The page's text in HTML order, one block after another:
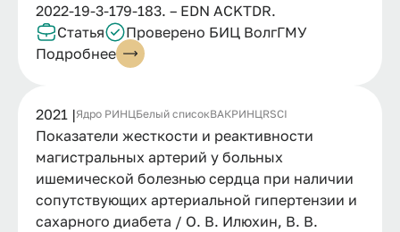
2022-19-3-179-183. – EDN ACKTDR.
Статья
Проверено БИЦ ВолгГМУ
Подробнее
2021 |Ядро РИНЦБелый списокВАКРИНЦRSCI
Показатели жесткости и реактивности
магистральных артерий у больных
ишемической болезнью сердца при наличии
сопутствующих артериальной гипертензии и
сахарного диабета / О. В. Илюхин, В. В.